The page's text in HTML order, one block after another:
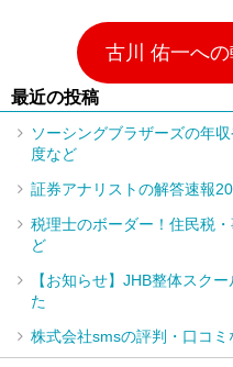
古川 佑一へ
最近の投稿
ソーシングブラザーズの年
度など
証券アナリストの解答速報
税理士のボーダー！住民税
ど
【お知らせ】JHB整体スク
た
株式会社smsの評判・口コ